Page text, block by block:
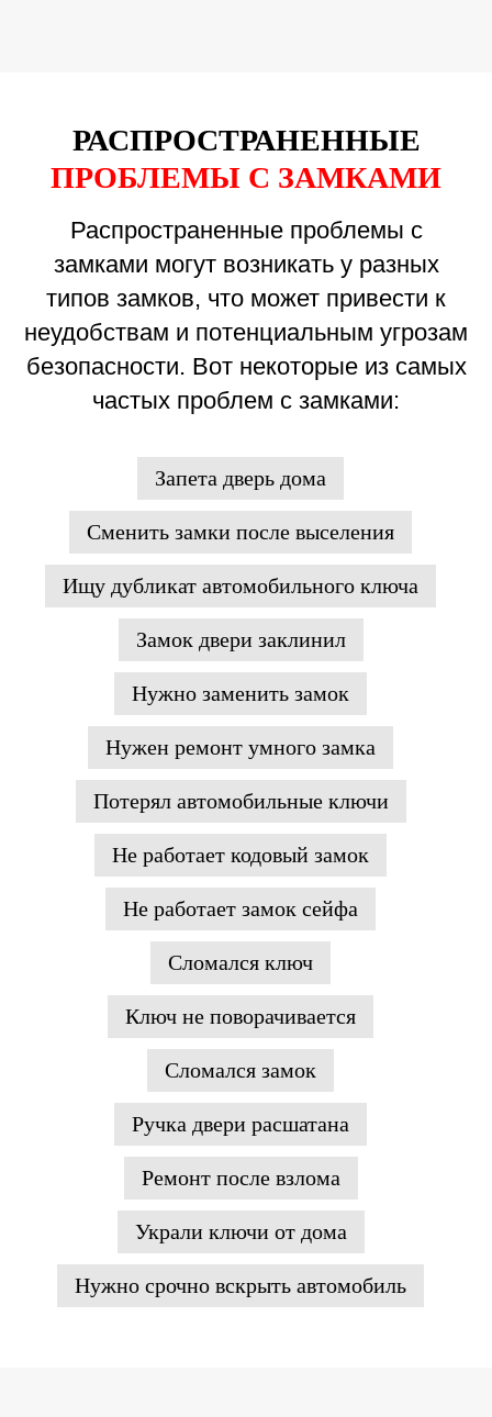
РАСПРОСТРАНЕННЫЕ
ПРОБЛЕМЫ С ЗАМКАМИ
Распространенные проблемы с
замками могут возникать у разных
типов замков, что может привести к
неудобствам и потенциальным угрозам
безопасности. Вот некоторые из самых
частых проблем с замками:
Запета дверь дома
Сменить замки после выселения
Ищу дубликат автомобильного ключа
Замок двери заклинил
Нужно заменить замок
Нужен ремонт умного замка
Потерял автомобильные ключи
Не работает кодовый замок
Не работает замок сейфа
Сломался ключ
Ключ не поворачивается
Сломался замок
Ручка двери расшатана
Ремонт после взлома
Украли ключи от дома
Нужно срочно вскрыть автомобиль